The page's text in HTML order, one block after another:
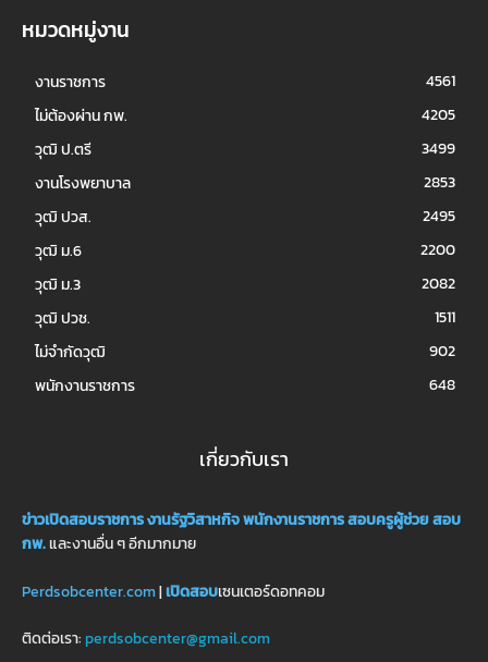
หมวดหมู่งาน
งานราชการ
4561
ไม่ต้องผ่าน กพ.
4205
วุฒิ ป.ตรี
3499
งานโรงพยาบาล
2853
วุฒิ ปวส.
2495
วุฒิ ม.6
2200
วุฒิ ม.3
2082
วุฒิ ปวช.
1511
ไม่จำกัดวุฒิ
902
พนักงานราชการ
648
เกี่ยวกับเรา
ข่าวเปิดสอบราชการงานรัฐวิสาหกิจพนักงานราชการสอบครูผู้ช่วยสอบ
กพ.และงานอื่น ๆ อีกมากมาย
Perdsobcenter.com|เปิดสอบเซนเตอร์ดอทคอม
ติดต่อเรา: perdsobcenter@gmail.com